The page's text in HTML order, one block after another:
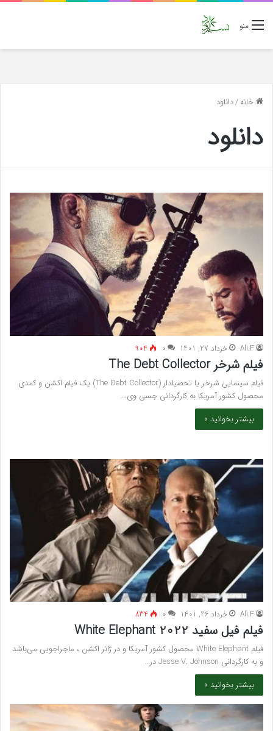
منو
خانه/دانلود
دانلود
Ali.F خرداد 27, 1401 ۰ 904
فیلم شرخر The Debt Collector
فیلم سینمایی شرخر یا تحصیلدار (The Debt Collector) یک فیلم اکشن و کمدی
محصول کشور آمریکا به کارگردانی جسی وی.…
بیشتر بخوانید »
Ali.F خرداد 26, 1401 ۰ 834
فیلم فیل سفید White Elephant 2022
فیلم White Elephant محصول کشور آمریکا و در ژانر اکشن ، ماجراجویی می‌باشد
و به کارگردانی Jesse V. Johnson در…
بیشتر بخوانید »